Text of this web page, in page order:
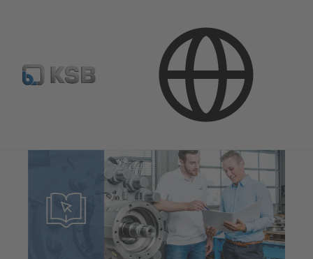
Programinė įranga ir praktinė patirtis Praktinė patirtis